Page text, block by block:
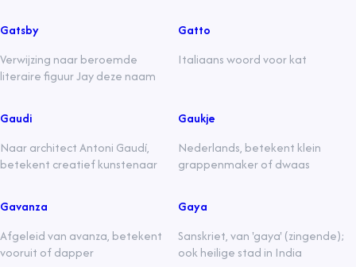
Gatsby
Verwijzing naar beroemde
literaire figuur Jay deze naam
Gatto
Italiaans woord voor kat
Gaudi
Naar architect Antoni Gaudí,
betekent creatief kunstenaar
Gaukje
Nederlands, betekent klein
grappenmaker of dwaas
Gavanza
Afgeleid van avanza, betekent
vooruit of dapper
Gaya
Sanskriet, van 'gaya' (zingende);
ook heilige stad in India